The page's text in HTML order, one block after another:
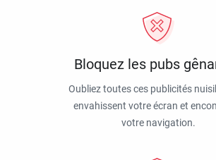
Bloquez les pubs
Oubliez toutes ces publicités
envahissent votre écran et
votre navigation.